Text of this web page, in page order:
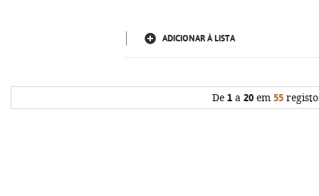
ADICIONAR À LISTA
De 1a 20em 55